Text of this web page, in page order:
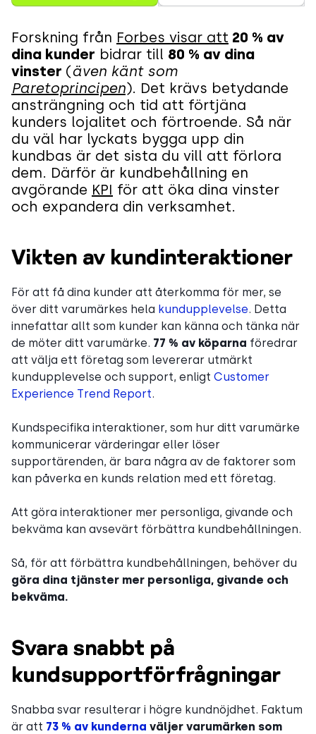
Forskning från Forbes visar att 20 % av
dina kunder bidrar till 80 % av dina
vinster (även känt som
Paretoprincipen). Det krävs betydande
ansträngning och tid att förtjäna
kunders lojalitet och förtroende. Så när
du väl har lyckats bygga upp din
kundbas är det sista du vill att förlora
dem. Därför är kundbehållning en
avgörande KPI för att öka dina vinster
och expandera din verksamhet.
Vikten av kundinteraktioner
För att få dina kunder att återkomma för mer, se
över ditt varumärkes hela kundupplevelse. Detta
innefattar allt som kunder kan känna och tänka när
de möter ditt varumärke. 77 % av köparna föredrar
att välja ett företag som levererar utmärkt
kundupplevelse och support, enligt Customer
Experience Trend Report.
Kundspecifika interaktioner, som hur ditt varumärke
kommunicerar värderingar eller löser
supportärenden, är bara några av de faktorer som
kan påverka en kunds relation med ett företag.
Att göra interaktioner mer personliga, givande och
bekväma kan avsevärt förbättra kundbehållningen.
Så, för att förbättra kundbehållningen, behöver du
göra dina tjänster mer personliga, givande och
bekväma.
Svara snabbt på
kundsupportförfrågningar
Snabba svar resulterar i högre kundnöjdhet. Faktum
är att 73 % av kunderna väljer varumärken som